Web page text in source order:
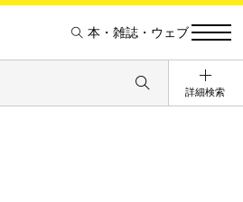
本・雑誌・ウェブ
詳細検索